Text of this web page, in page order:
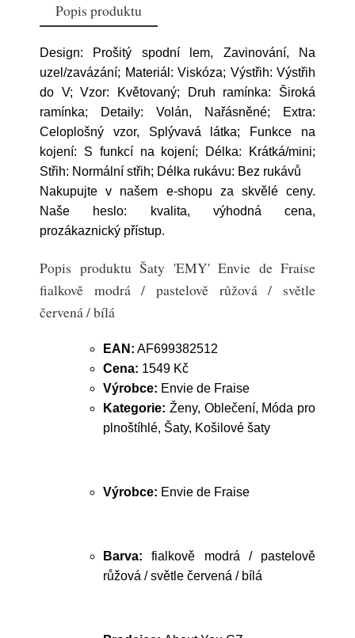
Popis produktu
Design: Prošitý spodní lem, Zavinování, Na
uzel/zavázání; Materiál: Viskóza; Výstřih: Výstřih
do V; Vzor: Květovaný; Druh ramínka: Široká
ramínka; Detaily: Volán, Nařásněné; Extra:
Celoplošný vzor, Splývavá látka; Funkce na
kojení: S funkcí na kojení; Délka: Krátká/mini;
Střih: Normální střih; Délka rukávu: Bez rukávů
Nakupujte v našem e-shopu za skvělé ceny.
Naše heslo: kvalita, výhodná cena,
prozákaznický přístup.
Popis produktu Šaty 'EMY' Envie de Fraise
fialkově modrá / pastelově růžová / světle
červená / bílá
EAN: AF699382512
Cena: 1549 Kč
Výrobce: Envie de Fraise
Kategorie: Ženy, Oblečení, Móda pro
plnoštíhlé, Šaty, Košilové šaty
Výrobce: Envie de Fraise
Barva:fialkově modrá / pastelově
růžová / světle červená / bílá